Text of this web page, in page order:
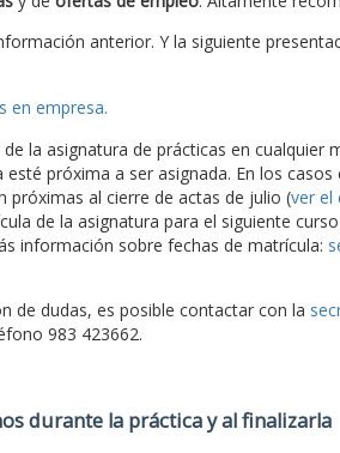
anterior. Y la siguiente
en empresa.
la asignatura de prácticas en
próxima a ser asignada. En los
próximas al cierre de actas de julio (ver el
de la asignatura para el siguiente
información sobre fechas de matrícula:
de dudas, es posible contactar con la
983 423662.
durante la práctica y al finalizarla